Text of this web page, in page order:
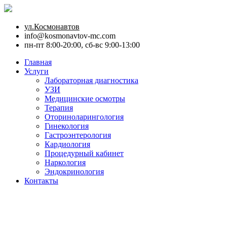
ул.Космонавтов
info@kosmonavtov-mc.com
пн-пт 8:00-20:00, сб-вс 9:00-13:00
Главная
Услуги
Лабораторная диагностика
УЗИ
Медицинские осмотры
Терапия
Оториноларингология
Гинекология
Гастроэнтерология
Кардиология
Процедурный кабинет
Наркология
Эндокринология
Контакты